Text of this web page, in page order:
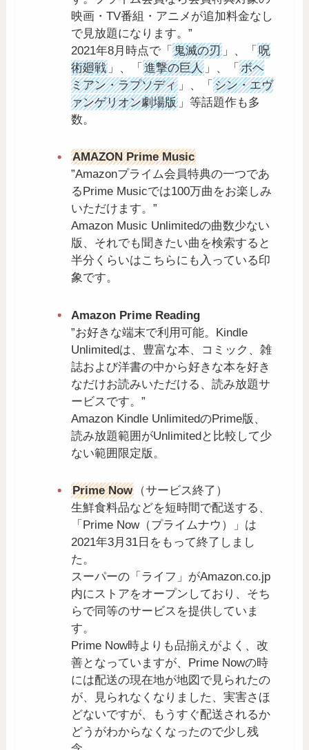
映画・TV番組・アニメが追加料金なし
で見放題になります。”
2021年8月時点で「鬼滅の刃 」、「呪
術廻戦 」、「進撃の巨人 」、「ボヘ
ミアン・ラプソディ 」、「シン・エヴ
ァンゲリオン劇場版 」等話題作も多
数。
AMAZON Prime Music
”Amazonプライム会員特典の一つであ
るPrime Musicでは100万曲をお楽しみ
いただけます。”
Amazon Music Unlimitedの曲数少ない
版、それでも聞きたい曲を検索すると
半分くらいはこちらにも入っている印
象です。
Amazon Prime Reading
”お好きな端末で利用可能。Kindle
Unlimitedは、豊富な本、コミック、雑
誌および洋書の中から好きな本を好き
なだけお読みいただける、読み放題サ
ービスです。”
Amazon Kindle UnlimitedのPrime版、
読み放題範囲がUnlimitedと比較して少
ない範囲限定版。
Prime Now
（サービス終了）
生鮮食料品などを短時間で配送する、
「Prime Now（プライムナウ）」は
2021年3月31日をもって終了しまし
た。
スーパーの「ライフ」がAmazon.co.jp
内にストアをオープンしており、そち
らで同等のサービスを提供していま
す。
Prime Now時よりも品揃えがよく、改
善となっていますが、Prime Nowの時
には配送の現在地が地図で見られたの
が、見られなくなりました、実害さほ
どないですが、もうすぐ配送されるか
どうがわからなくなったので少し残